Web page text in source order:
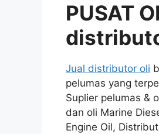
PUSAT
Jual distributor oli
pelumas yang
Suplier pelumas &
dan oli Marine
Engine Oil,